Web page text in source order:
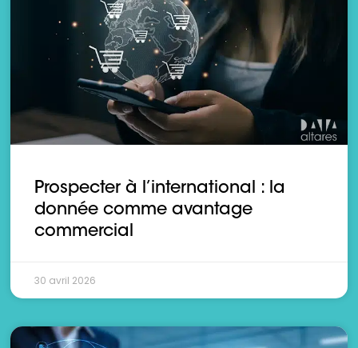
Prospecter à l’international : la
donnée comme avantage
commercial
30 avril 2026